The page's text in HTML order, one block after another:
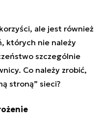
ale jest również
których nie należy
szczególnie
Co należy zrobić,
stroną” sieci?